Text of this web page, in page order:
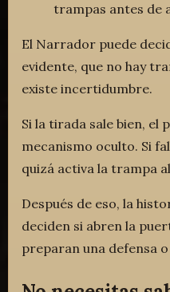
trampas antes de
El Narrador puede
evidente, que no hay
existe incertidumbre.
Si la tirada sale bien, el
mecanismo oculto. Si
quizá activa la trampa
Después de eso, la
deciden si abren la
preparan una defensa